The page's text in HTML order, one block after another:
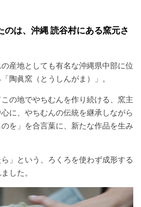
のは、沖縄 読谷村にある窯元さ
産地としても有名な沖縄県中部に位
陶眞窯（とうしんがま）」。
の地でやちむんを作り続ける、窯主
に、やちむんの伝統を継承しながら
を」を合言葉に、新たな作品を生み
」という、ろくろを使わず成形する
した。